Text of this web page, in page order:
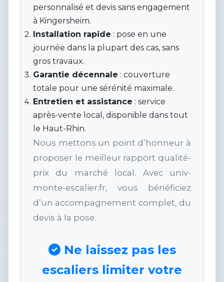
personnalisé et devis sans engagement
à Kingersheim.
Installation rapide : pose en une
journée dans la plupart des cas, sans
gros travaux.
Garantie décennale : couverture
totale pour une sérénité maximale.
Entretien et assistance : service
après-vente local, disponible dans tout
le Haut-Rhin.
Nous mettons un point d’honneur à
proposer le meilleur rapport qualité-
prix du marché local. Avec univ-
monte-escalier.fr, vous bénéficiez
d’un accompagnement complet, du
devis à la pose.
Ne laissez pas les
escaliers limiter votre